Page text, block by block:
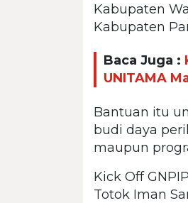
Kabupaten
Kabupaten
Baca Juga :
UNITAMA
Bantuan itu
budi daya
maupun
Kick Off
Totok Iman